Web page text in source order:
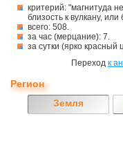
критерий: "магнитуда
близость к вулкану, или
всего: 508.
за час (мерцание): 7.
за сутки (ярко красный
Переход к
Регион
Земля